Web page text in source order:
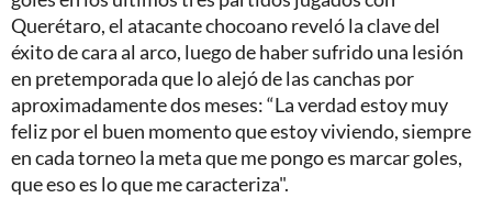
Querétaro, el atacante chocoano reveló la clave del
éxito de cara al arco, luego de haber sufrido una lesión
en pretemporada que lo alejó de las canchas por
aproximadamente dos meses: “La verdad estoy muy
feliz por el buen momento que estoy viviendo, siempre
en cada torneo la meta que me pongo es marcar goles,
que eso es lo que me caracteriza".